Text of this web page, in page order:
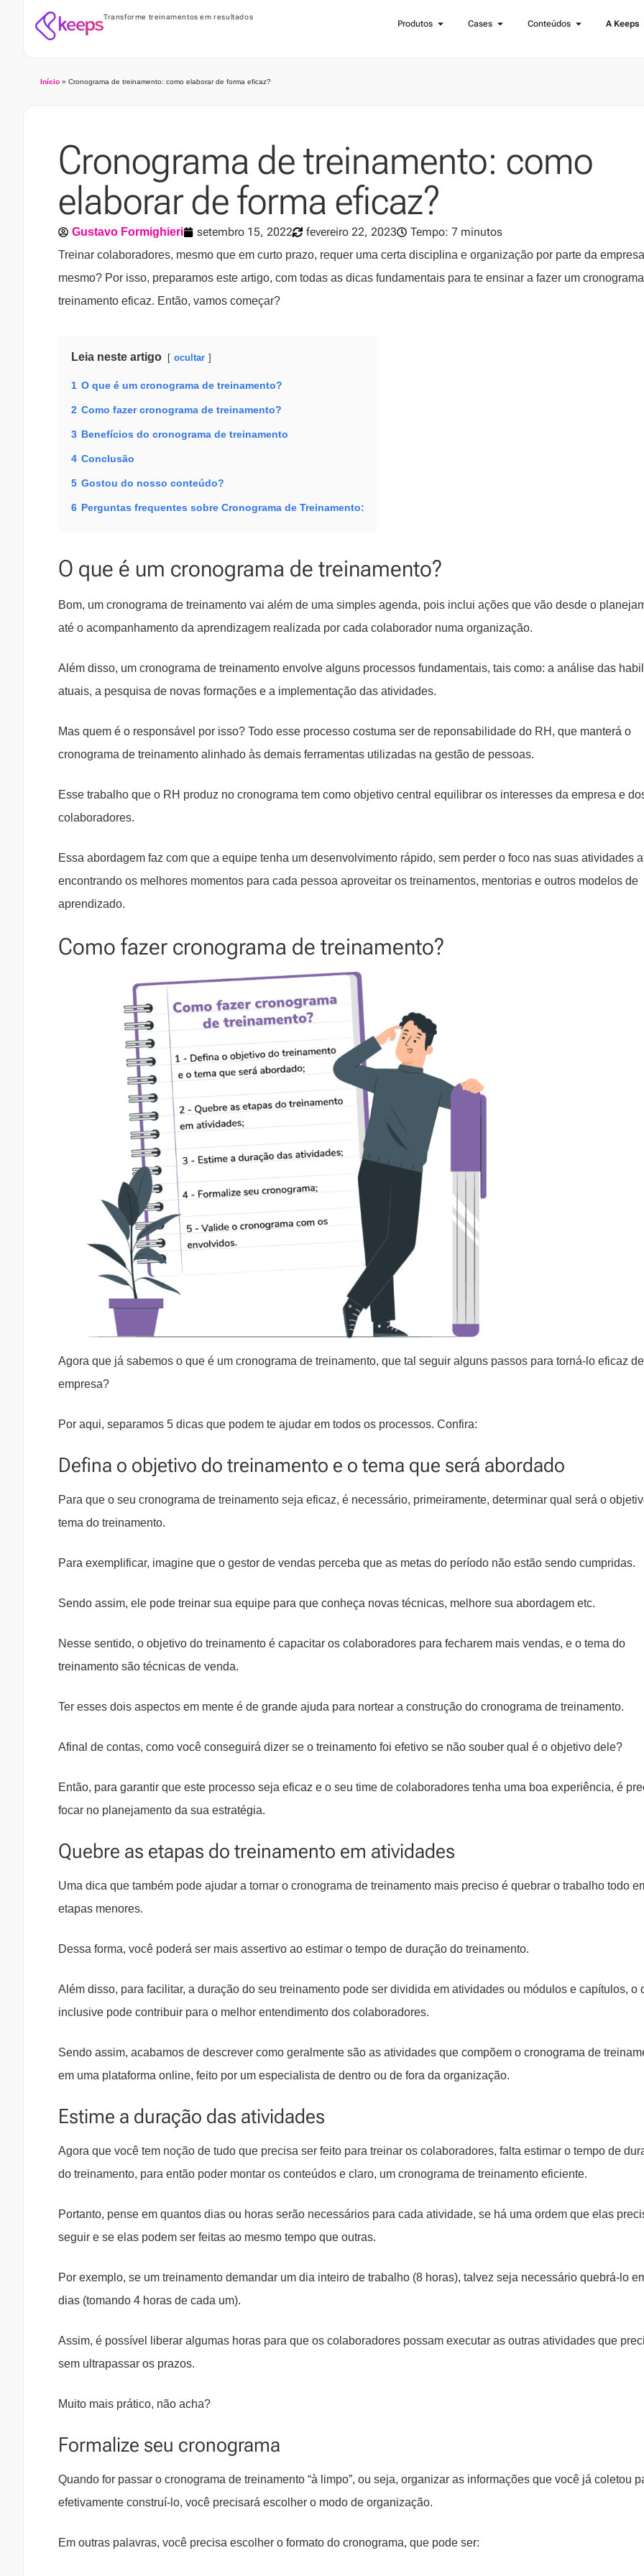
Transforme treinamentos em resultados
Produtos Cases Conteúdos A Keeps
Início » Cronograma de treinamento: como elaborar de forma eficaz?
Cronograma de treinamento: como
elaborar de forma eficaz?
Gustavo Formighieri setembro 15, 2022 fevereiro 22, 2023 Tempo: 7 minutos
Treinar colaboradores, mesmo que em curto prazo, requer uma certa disciplina e organização por parte da
mesmo? Por isso, preparamos este artigo, com todas as dicas fundamentais para te ensinar a fazer um
treinamento eficaz. Então, vamos começar?
Leia neste artigo ocultar
1 O que é um cronograma de treinamento?
2 Como fazer cronograma de treinamento?
3 Benefícios do cronograma de treinamento
4 Conclusão
5 Gostou do nosso conteúdo?
6 Perguntas frequentes sobre Cronograma de Treinamento:
O que é um cronograma de treinamento?
Bom, um cronograma de treinamento vai além de uma simples agenda, pois inclui ações que vão desde o
até o acompanhamento da aprendizagem realizada por cada colaborador numa organização.
Além disso, um cronograma de treinamento envolve alguns processos fundamentais, tais como: a análise das
atuais, a pesquisa de novas formações e a implementação das atividades.
Mas quem é o responsável por isso? Todo esse processo costuma ser de reponsabilidade do RH, que manterá o
cronograma de treinamento alinhado às demais ferramentas utilizadas na gestão de pessoas.
Esse trabalho que o RH produz no cronograma tem como objetivo central equilibrar os interesses da empresa e
colaboradores.
Essa abordagem faz com que a equipe tenha um desenvolvimento rápido, sem perder o foco nas suas atividades
encontrando os melhores momentos para cada pessoa aproveitar os treinamentos, mentorias e outros modelos de
aprendizado.
Como fazer cronograma de treinamento?
Agora que já sabemos o que é um cronograma de treinamento, que tal seguir alguns passos para torná-lo eficaz
empresa?
Por aqui, separamos 5 dicas que podem te ajudar em todos os processos. Confira:
Defina o objetivo do treinamento e o tema que será abordado
Para que o seu cronograma de treinamento seja eficaz, é necessário, primeiramente, determinar qual será o
tema do treinamento.
Para exemplificar, imagine que o gestor de vendas perceba que as metas do período não estão sendo cumpridas.
Sendo assim, ele pode treinar sua equipe para que conheça novas técnicas, melhore sua abordagem etc.
Nesse sentido, o objetivo do treinamento é capacitar os colaboradores para fecharem mais vendas, e o tema do
treinamento são técnicas de venda.
Ter esses dois aspectos em mente é de grande ajuda para nortear a construção do cronograma de treinamento.
Afinal de contas, como você conseguirá dizer se o treinamento foi efetivo se não souber qual é o objetivo dele?
Então, para garantir que este processo seja eficaz e o seu time de colaboradores tenha uma boa experiência, é
focar no planejamento da sua estratégia.
Quebre as etapas do treinamento em atividades
Uma dica que também pode ajudar a tornar o cronograma de treinamento mais preciso é quebrar o trabalho todo
etapas menores.
Dessa forma, você poderá ser mais assertivo ao estimar o tempo de duração do treinamento.
Além disso, para facilitar, a duração do seu treinamento pode ser dividida em atividades ou módulos e capítulos, o
inclusive pode contribuir para o melhor entendimento dos colaboradores.
Sendo assim, acabamos de descrever como geralmente são as atividades que compõem o cronograma de
em uma plataforma online, feito por um especialista de dentro ou de fora da organização.
Estime a duração das atividades
Agora que você tem noção de tudo que precisa ser feito para treinar os colaboradores, falta estimar o tempo de
do treinamento, para então poder montar os conteúdos e claro, um cronograma de treinamento eficiente.
Portanto, pense em quantos dias ou horas serão necessários para cada atividade, se há uma ordem que elas
seguir e se elas podem ser feitas ao mesmo tempo que outras.
Por exemplo, se um treinamento demandar um dia inteiro de trabalho (8 horas), talvez seja necessário quebrá-lo
dias (tomando 4 horas de cada um).
Assim, é possível liberar algumas horas para que os colaboradores possam executar as outras atividades que
sem ultrapassar os prazos.
Muito mais prático, não acha?
Formalize seu cronograma
Quando for passar o cronograma de treinamento “à limpo”, ou seja, organizar as informações que você já coletou
efetivamente construí-lo, você precisará escolher o modo de organização.
Em outras palavras, você precisa escolher o formato do cronograma, que pode ser: